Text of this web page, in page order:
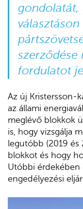
gondolatát,
fordulatot
Az új Kristersson-
az állami
meglévő blokkok
is, hogy vizsgálja
legutóbb (2019
blokkot és hogy
Utóbbi érdekében
engedélyezési